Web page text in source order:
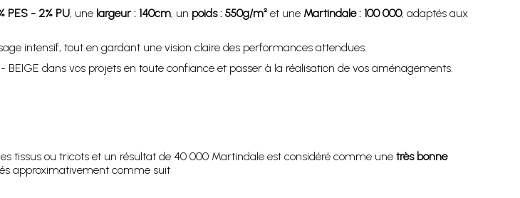
PES - 2% PU, une largeur : 140cm, un poids : 550g/m²et une Martindale : 100 000, adaptés aux
intensif, tout en gardant une vision claire des performances attendues.
dans vos projets en toute confiance et passer à la réalisation de vos aménagements.
tissus ou tricots et un résultat de 40 000 Martindale est considéré comme une très bonne
approximativement comme suit